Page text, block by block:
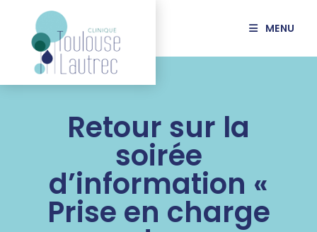
MENU
Retour sur la
soirée
d’information «
Prise en charge